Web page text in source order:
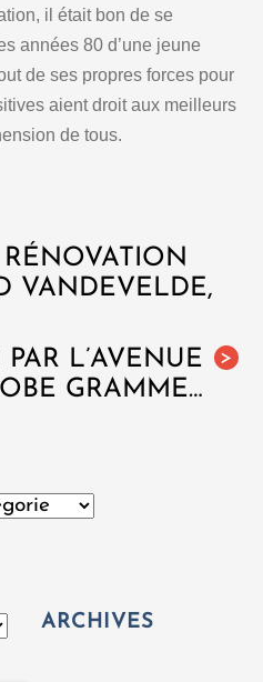
il était bon de se
années 80 d’une jeune
de ses propres forces pour
aient droit aux meilleurs
de tous.
RÉNOVATION
VANDEVELDE,
>
L’AVENUE
GRAMME…
ARCHIVES